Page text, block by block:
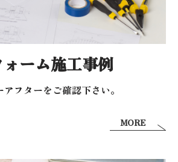
ォーム施工事例
アフターを ご確認下さい。
MORE